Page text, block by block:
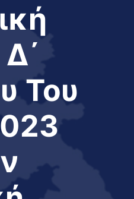
Του